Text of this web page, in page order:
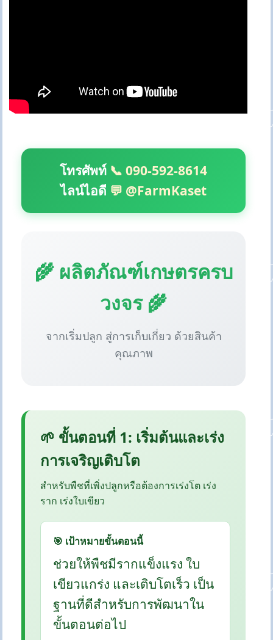
โทรศัพท์ 📞 090-592-8614
ไลน์ไอดี 💬 @FarmKaset
🌾 ผลิตภัณฑ์เกษตรครบ
วงจร 🌾
จากเริ่มปลูก สู่การเก็บเกี่ยว ด้วยสินค้า
คุณภาพ
🌱 ขั้นตอนที่ 1: เริ่มต้นและเร่ง
การเจริญเติบโต
สำหรับพืชที่เพิ่งปลูกหรือต้องการเร่งโต เร่ง
ราก เร่งใบเขียว
🎯 เป้าหมายขั้นตอนนี้
ช่วยให้พืชมีรากแข็งแรง ใบ
เขียวแกร่ง และเติบโตเร็ว เป็น
ฐานที่ดีสำหรับการพัฒนาใน
ขั้นตอนต่อไป